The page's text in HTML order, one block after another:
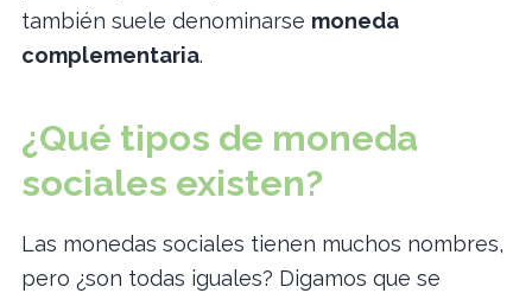
también suele denominarse moneda
complementaria.
¿Qué tipos de moneda
sociales existen?
Las monedas sociales tienen muchos nombres,
pero ¿son todas iguales? Digamos que se